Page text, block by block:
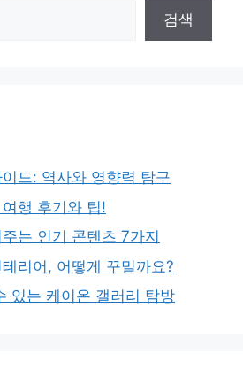
검색
드: 역사와 영향력 탐구
행 후기와 팁!
는 인기 콘텐츠 7가지
리어, 어떻게 꾸밀까요?
있는 케이온 갤러리 탐방